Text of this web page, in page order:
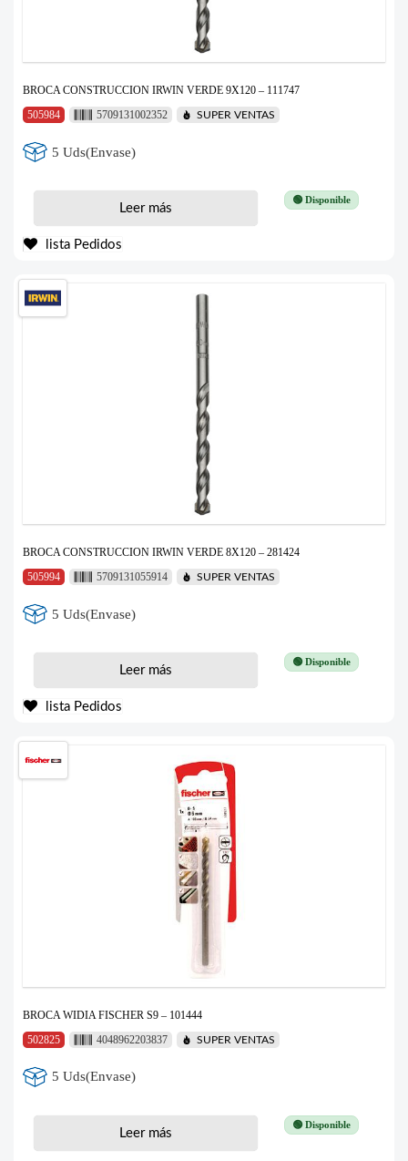
BROCA CONSTRUCCION IRWIN VERDE 9X120 – 111747
505984
5709131002352 SUPER VENTAS
5 Uds(Envase)
🟢 Disponible
Leer más
lista Pedidos
BROCA CONSTRUCCION IRWIN VERDE 8X120 – 281424
505994
5709131055914 SUPER VENTAS
5 Uds(Envase)
🟢 Disponible
Leer más
lista Pedidos
BROCA WIDIA FISCHER S9 – 101444
502825
4048962203837 SUPER VENTAS
5 Uds(Envase)
🟢 Disponible
Leer más